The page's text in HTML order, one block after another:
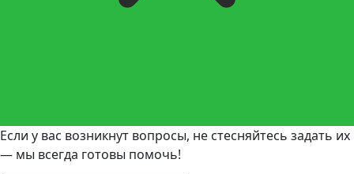
Если у вас возникнут вопросы, не стесняйтесь задать их
— мы всегда готовы помочь!